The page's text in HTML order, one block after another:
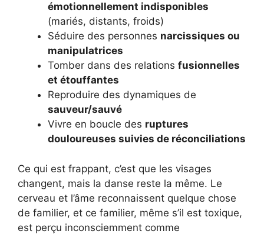
émotionnellement indisponibles
(mariés, distants, froids)
Séduire des personnes narcissiques ou
manipulatrices
Tomber dans des relations fusionnelles
et étouffantes
Reproduire des dynamiques de
sauveur/sauvé
Vivre en boucle des ruptures
douloureuses suivies de réconciliations
Ce qui est frappant, c’est que les visages
changent, mais la danse reste la même. Le
cerveau et l’âme reconnaissent quelque chose
de familier, et ce familier, même s’il est toxique,
est perçu inconsciemment comme